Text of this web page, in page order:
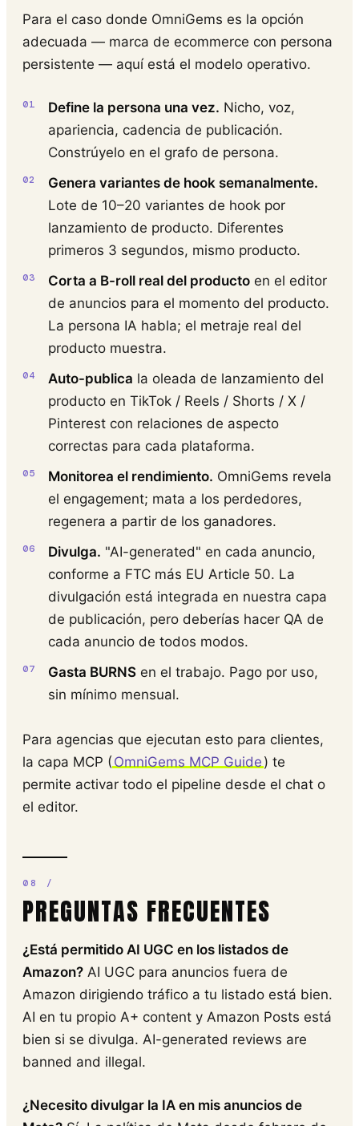
Para el caso donde OmniGems es la opción
adecuada — marca de ecommerce con persona
persistente — aquí está el modelo operativo.
Define la persona una vez. Nicho, voz,
apariencia, cadencia de publicación.
Constrúyelo en el grafo de persona.
Genera variantes de hook semanalmente.
Lote de 10–20 variantes de hook por
lanzamiento de producto. Diferentes
primeros 3 segundos, mismo producto.
Corta a B-roll real del producto en el editor
de anuncios para el momento del producto.
La persona IA habla; el metraje real del
producto muestra.
Auto-publica la oleada de lanzamiento del
producto en TikTok / Reels / Shorts / X /
Pinterest con relaciones de aspecto
correctas para cada plataforma.
Monitorea el rendimiento. OmniGems revela
el engagement; mata a los perdedores,
regenera a partir de los ganadores.
Divulga. "AI-generated" en cada anuncio,
conforme a FTC más EU Article 50. La
divulgación está integrada en nuestra capa
de publicación, pero deberías hacer QA de
cada anuncio de todos modos.
Gasta BURNS en el trabajo. Pago por uso,
sin mínimo mensual.
Para agencias que ejecutan esto para clientes,
la capa MCP (OmniGems MCP Guide) te
permite activar todo el pipeline desde el chat o
el editor.
PREGUNTAS FRECUENTES
¿Está permitido AI UGC en los listados de
Amazon? AI UGC para anuncios fuera de
Amazon dirigiendo tráfico a tu listado está bien.
AI en tu propio A+ content y Amazon Posts está
bien si se divulga. AI-generated reviews are
banned and illegal.
¿Necesito divulgar la IA en mis anuncios de